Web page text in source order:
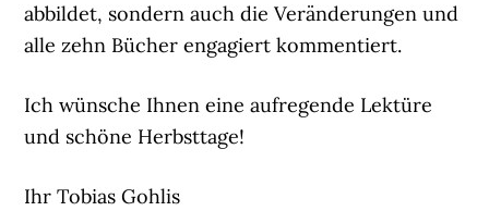
abbildet, sondern auch die Veränderungen und
alle zehn Bücher engagiert kommentiert.
Ich wünsche Ihnen eine aufregende Lektüre
und schöne Herbsttage!
Ihr Tobias Gohlis